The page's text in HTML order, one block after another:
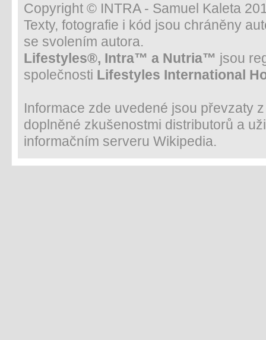
Copyright © INTRA - Samuel Kaleta
Texty, fotografie i kód jsou chráněny
se svolením autora.
Lifestyles®, Intra™ a Nutria™ jsou
společnosti Lifestyles International
Informace zde uvedené jsou převzaty
doplněné zkušenostmi distributorů a
informačním serveru Wikipedia.